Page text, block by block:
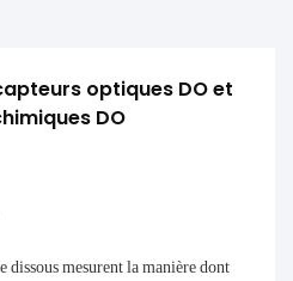
optiques DO et
DO
dissous mesurent la manière dont